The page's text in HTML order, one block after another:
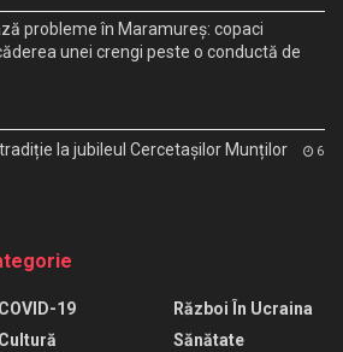
probleme în Maramureș: copaci
unei crengi peste o conductă de
la jubileul Cercetașilor Munților 6
COVID-19
Cultură
Război În Ucraina
Sănătate